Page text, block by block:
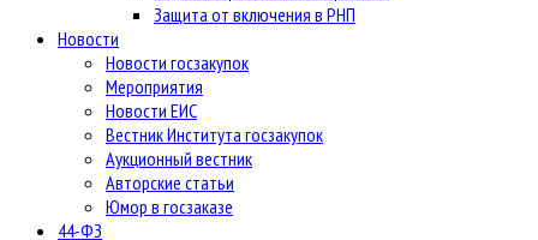
Защита от включения в РНП
Новости
Новости госзакупок
Мероприятия
Новости ЕИС
Вестник Института госзакупок
Аукционный вестник
Авторские статьи
Юмор в госзаказе
44-ФЗ